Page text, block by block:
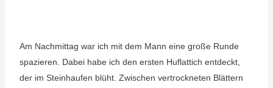
Am Nachmittag war ich mit dem Mann eine große Runde
spazieren. Dabei habe ich den ersten Huflattich entdeckt,
der im Steinhaufen blüht. Zwischen vertrockneten Blättern